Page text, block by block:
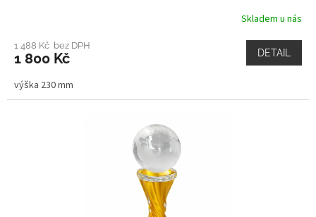
Skladem u nás
1 488 Kč bez DPH
1 800 Kč DETAIL
výška 230 mm